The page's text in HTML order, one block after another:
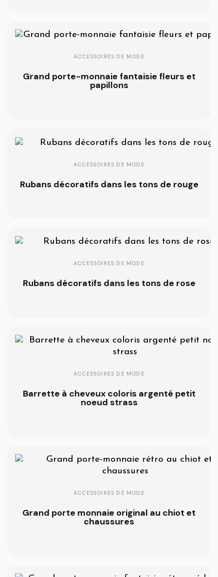
ACCESSOIRES DE MODE
Grand porte-monnaie fantaisie fleurs et
papillons
ACCESSOIRES DE MODE
Rubans décoratifs dans les tons de rouge
ACCESSOIRES DE MODE
Rubans décoratifs dans les tons de rose
ACCESSOIRES DE MODE
Barrette à cheveux coloris argenté petit
noeud strass
ACCESSOIRES DE MODE
Grand porte monnaie original au chiot et
chaussures